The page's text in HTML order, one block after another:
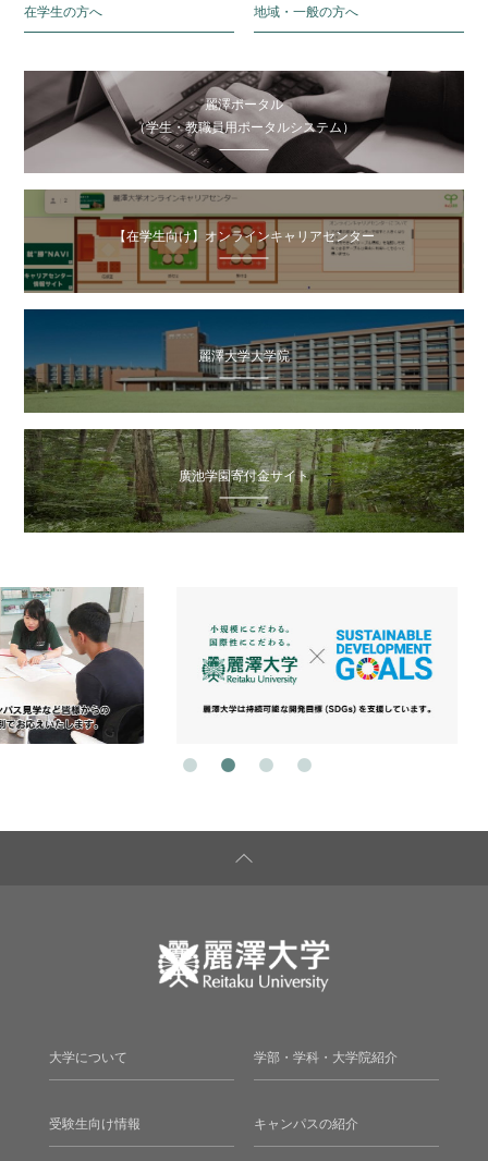
在学生の方へ 地域・一般の方へ
麗澤ポータル
（学生・教職員用ポータルシステム）
【在学生向け】オンラインキャリアセンター
麗澤大学大学院
廣池学園寄付金サイト
大学について 学部・学科・大学院紹介
受験生向け情報 キャンパスの紹介